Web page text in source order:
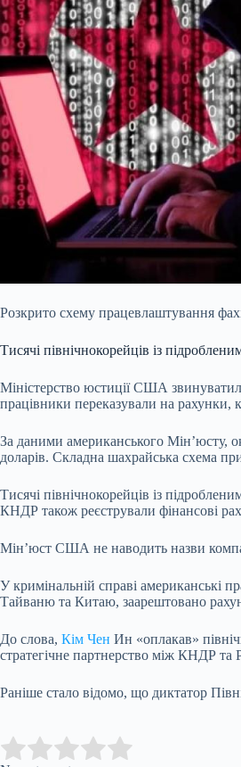
Розкрито схему працевлаштування
Тисячі північнокорейців із
Міністерство юстиції США
працівники переказували на
За даними американського Мін’юсту,
доларів. Складна шахрайська схема
Тисячі північнокорейців із
КНДР також реєстрували фінансові
Мін’юст США не наводить назви
У кримінальній справі американські
Тайваню та Китаю, заарештовано
До слова, Кім Чен Ин «оплакав»
стратегічне партнерство між КНДР та
Раніше стало відомо, що диктатор
Rate this item: